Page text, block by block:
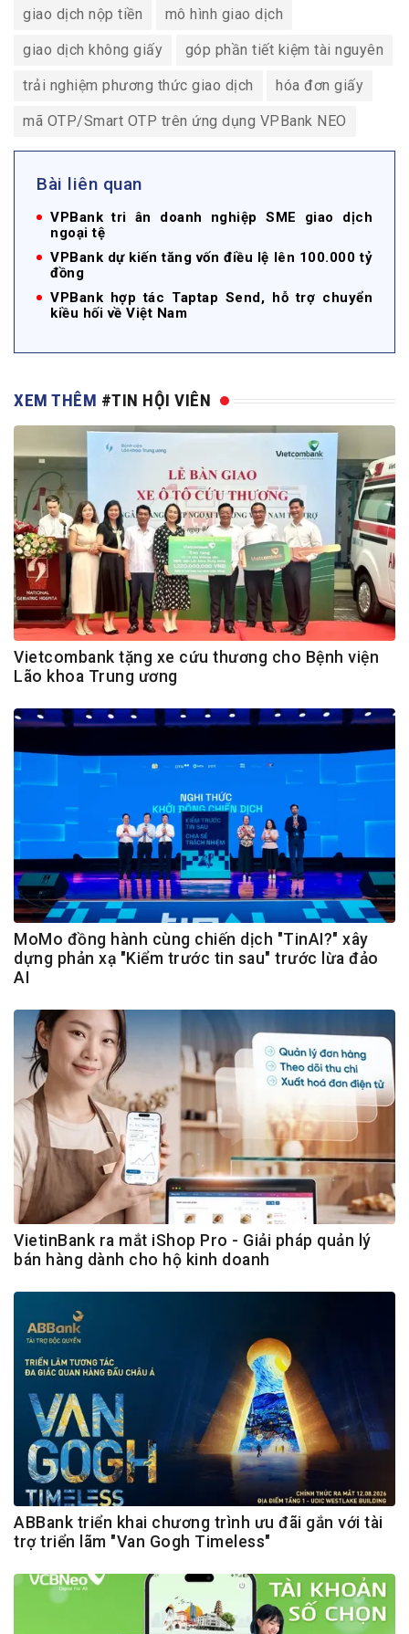
giao dịch nộp tiền mô hình giao dịch
giao dịch không giấy góp phần tiết kiệm tài nguyên
trải nghiệm phương thức giao dịch hóa đơn giấy
mã OTP/Smart OTP trên ứng dụng VPBank NEO
Bài liên quan
VPBank tri ân doanh nghiệp SME giao dịch
ngoại tệ
VPBank dự kiến tăng vốn điều lệ lên 100.000 tỷ
đồng
VPBank hợp tác Taptap Send, hỗ trợ chuyển
kiều hối về Việt Nam
XEM THÊM #TIN HỘI VIÊN
Vietcombank tặng xe cứu thương cho Bệnh viện
Lão khoa Trung ương
MoMo đồng hành cùng chiến dịch "TinAI?" xây
dựng phản xạ "Kiểm trước tin sau" trước lừa đảo
AI
VietinBank ra mắt iShop Pro - Giải pháp quản lý
bán hàng dành cho hộ kinh doanh
ABBank triển khai chương trình ưu đãi gắn với tài
trợ triển lãm "Van Gogh Timeless"